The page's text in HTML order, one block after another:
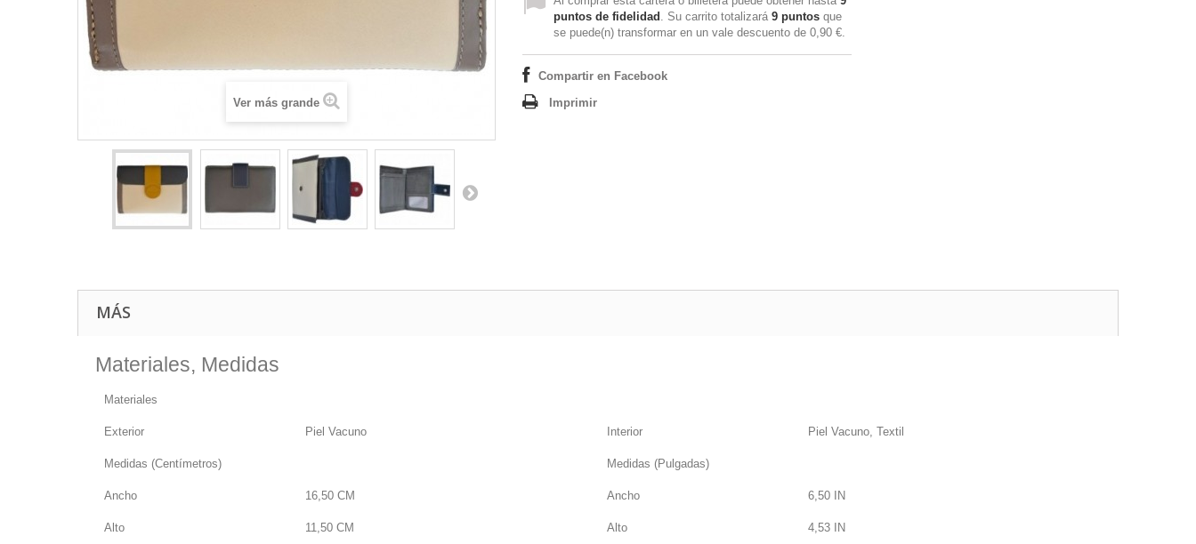
Ver más grande
puntos de fidelidad . Su carrito totalizará 9 puntos que
se puede(n) transformar en un vale descuento de 0,90 €
Compartir en Facebook
Imprimir
MÁS
Materiales, Medidas
Materiales
Exterior Piel Vacuno Interior Piel Vacuno, Textil
Medidas (Centímetros) Medidas (Pulgadas)
Ancho 16,50 CM Ancho 6,50 IN
Alto 11,50 CM Alto 4,53 IN